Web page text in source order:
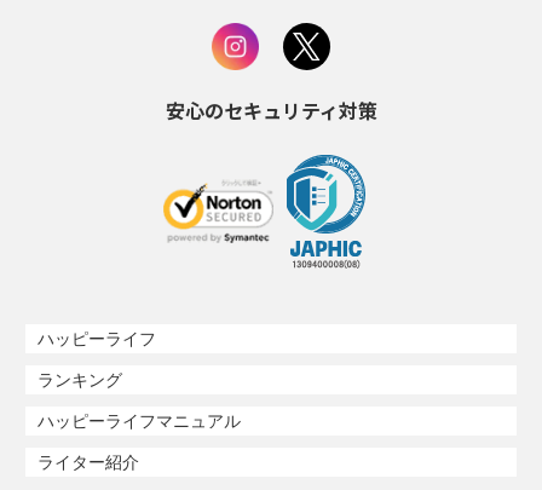
安心のセキュリティ対策
ハッピーライフ
ランキング
ハッピーライフマニュアル
ライター紹介